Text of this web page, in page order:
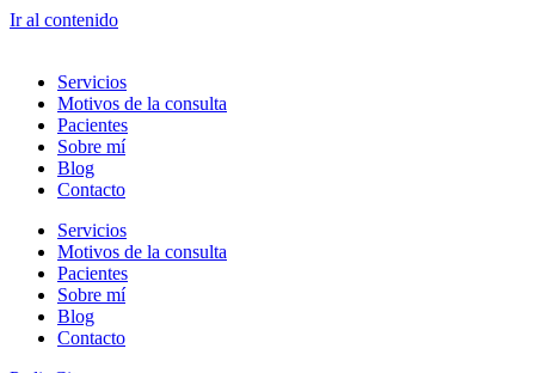
Ir al contenido
Servicios
Motivos de la consulta
Pacientes
Sobre mí
Blog
Contacto
Servicios
Motivos de la consulta
Pacientes
Sobre mí
Blog
Contacto